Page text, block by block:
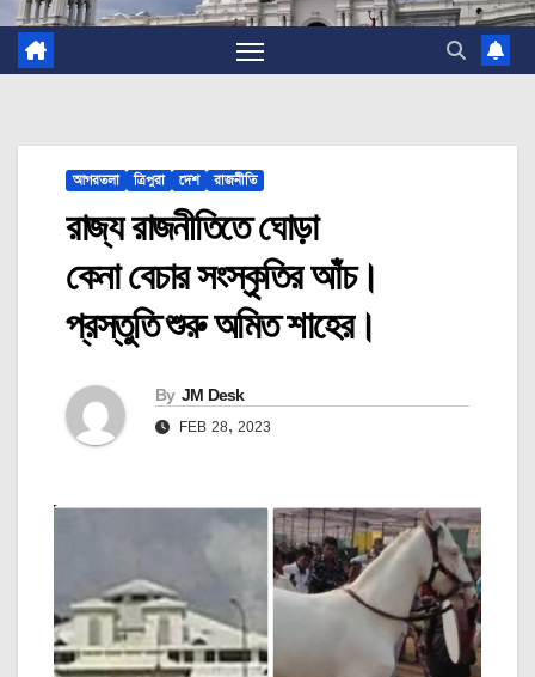
আগরতলা ত্রিপুরা দেশ রাজনীতি
রাজ্য রাজনীতিতে ঘোড়া
কেনা বেচার সংস্কৃতির আঁচ।
প্রস্তুতি শুরু অমিত শাহের।
By JM Desk
FEB 28, 2023